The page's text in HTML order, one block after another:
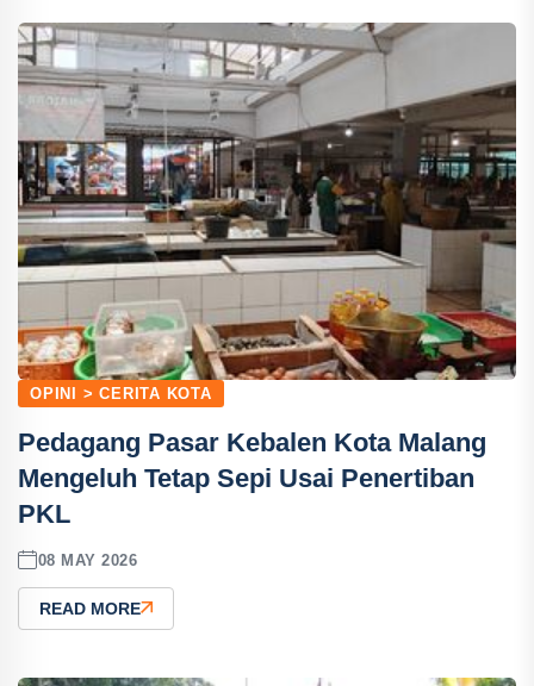
OPINI > CERITA KOTA
Pedagang Pasar Kebalen Kota Malang
Mengeluh Tetap Sepi Usai Penertiban
PKL
08 MAY 2026
READ MORE